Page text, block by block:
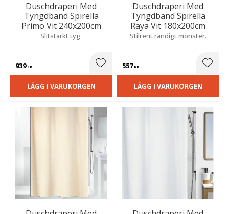
Duschdraperi Med
Tyngdband Spirella
Primo Vit 240x200cm
Slitstarkt tyg.
939KR Lägg till i favoriter
LÄGG I VARUKORGEN
Duschdraperi Med
Tyngdband Spirella
Raya Vit 180x200cm
Stilrent randigt mönster.
557 KR
LÄGG I VARUKORGEN